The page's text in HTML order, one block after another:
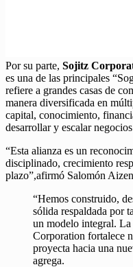
Por su parte, Sojitz
es una de las principales
refiere a grandes casas de
manera diversificada en
capital, conocimiento,
desarrollar y escalar
“Esta alianza es un
disciplinado, crecimiento
plazo”,afirmó Salomón
“Hemos construido,
sólida respaldada por
un modelo integral.
Corporation fortalece
proyecta hacia una
agrega.